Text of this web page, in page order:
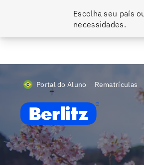
O momento de falar um novo idioma é
Escolha seu país
necessidades.
Portal do Aluno Rematrículas
Berlitz BR